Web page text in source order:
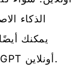
الذكاء
يمكنك
بتجربة سريعة وطبيعية مثل بديل ChatGPT أونلاين.